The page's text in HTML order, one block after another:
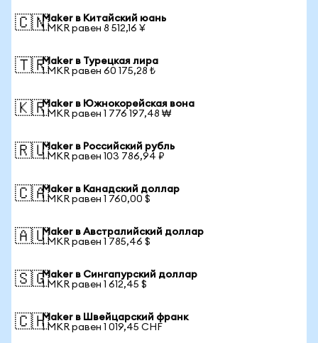
🇨🇳Maker в Китайский юань
1 MKR равен 8 512,16 ¥
🇹🇷Maker в Турецкая лира
1 MKR равен 60 175,28 ₺
🇰🇷Maker в Южнокорейская вона
1 MKR равен 1 776 197,48 ₩
🇷🇺Maker в Российский рубль
1 MKR равен 103 786,94 ₽
🇨🇦Maker в Канадский доллар
1 MKR равен 1 760,00 $
🇦🇺Maker в Австралийский доллар
1 MKR равен 1 785,46 $
🇸🇬Maker в Сингапурский доллар
1 MKR равен 1 612,45 $
🇨🇭Maker в Швейцарский франк
1 MKR равен 1 019,45 CHF